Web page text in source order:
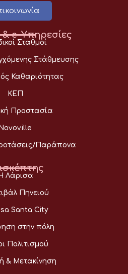
e-Υπηρεσίες
Σταθμοί
Στάθμευσης
Καθαριότητας
ΚΕΠ
Προστασία
Novoville
Παράπονα
Λάρισα
Πηνειού
Santa City
στην πόλη
Πολιτισμού
& Μετακίνηση